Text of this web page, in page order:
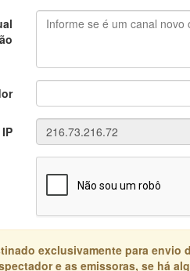
exclusivamente para envio
e as emissoras, se há